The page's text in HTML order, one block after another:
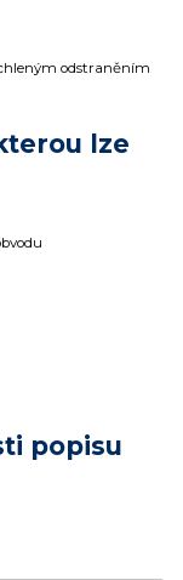
odstraněním
lze
popisu